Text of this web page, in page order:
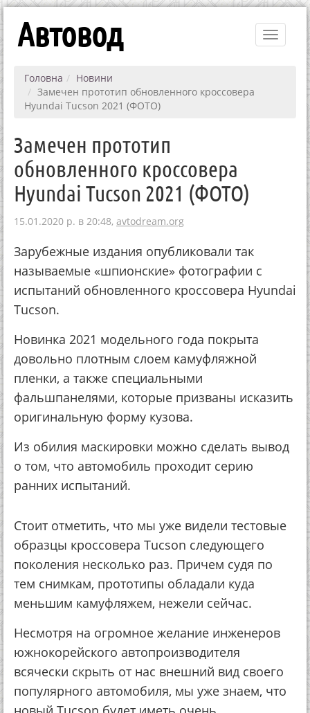
Toggle
Автовод
Головна
Новини
Замечен прототип обновленного кроссовера
Hyundai Tucson 2021 (ФОТО)
Замечен прототип
обновленного кроссовера
Hyundai Tucson 2021 (ФОТО)
15.01.2020 р. в 20:48, avtodream.org
Зарубежные издания опубликовали так
называемые «шпионские» фотографии с
испытаний обновленного кроссовера Hyundai
Tucson.
Новинка 2021 модельного года покрыта
довольно плотным слоем камуфляжной
пленки, а также специальными
фальшпанелями, которые призваны исказить
оригинальную форму кузова.
Из обилия маскировки можно сделать вывод
о том, что автомобиль проходит серию
ранних испытаний.
Стоит отметить, что мы уже видели тестовые
образцы кроссовера Tucson следующего
поколения несколько раз. Причем судя по
тем снимкам, прототипы обладали куда
меньшим камуфляжем, нежели сейчас.
Несмотря на огромное желание инженеров
южнокорейского автопроизводителя
всячески скрыть от нас внешний вид своего
популярного автомобиля, мы уже знаем, что